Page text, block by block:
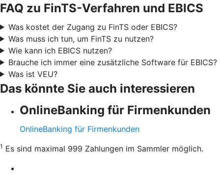
FAQ zu FinTS-Verfahren und EBICS
Was kostet der Zugang zu FinTS oder EBICS?
Was muss ich tun, um FinTS zu nutzen?
Wie kann ich EBICS nutzen?
Brauche ich immer eine zusätzliche Software für EBICS?
Was ist VEU?
Das könnte Sie auch interessieren
OnlineBanking für Firmenkunden
OnlineBanking für Firmenkunden
1 Es sind maximal 999 Zahlungen im Sammler möglich.